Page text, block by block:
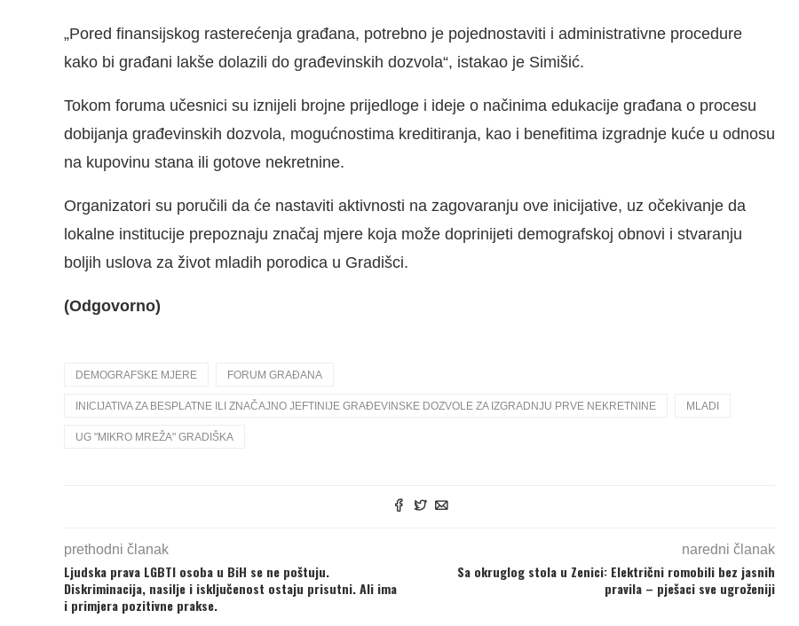
„Pored finansijskog rasterećenja građana, potrebno je pojednostaviti i administrativne procedure
kako bi građani lakše dolazili do građevinskih dozvola“, istakao je Simišić.
Tokom foruma učesnici su iznijeli brojne prijedloge i ideje o načinima edukacije građana o procesu
dobijanja građevinskih dozvola, mogućnostima kreditiranja, kao i benefitima izgradnje kuće u odnosu
na kupovinu stana ili gotove nekretnine.
Organizatori su poručili da će nastaviti aktivnosti na zagovaranju ove inicijative, uz očekivanje da
lokalne institucije prepoznaju značaj mjere koja može doprinijeti demografskoj obnovi i stvaranju
boljih uslova za život mladih porodica u Gradišci.
(Odgovorno)
DEMOGRAFSKE MJERE FORUM GRAĐANA
INICIJATIVA ZA BESPLATNE ILI ZNAČAJNO JEFTINIJE GRAĐEVINSKE DOZVOLE ZA IZGRADNJU PRVE NEKRETNINE MLADI
UG "MIKRO MREŽA" GRADIŠKA
prethodni članak
Ljudska prava LGBTI osoba u BiH se ne poštuju.
Diskriminacija, nasilje i isključenost ostaju prisutni. Ali ima
i primjera pozitivne prakse.
naredni članak
Sa okruglog stola u Zenici: Električni romobili bez jasnih
pravila – pješaci sve ugroženiji